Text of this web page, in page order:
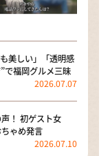
美しい」「透明感
で福岡グルメ三昧
2026.07.07
！ 初ゲスト女
ゃめ発言
2026.07.10